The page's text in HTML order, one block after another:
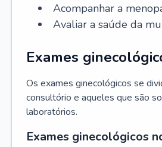
Acompanhar a
Avaliar a saúde da
Exames
Os exames ginecológicos se
consultório e aqueles que são
laboratórios.
Exames ginecológicos